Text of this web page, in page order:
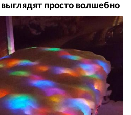
просто волшебно